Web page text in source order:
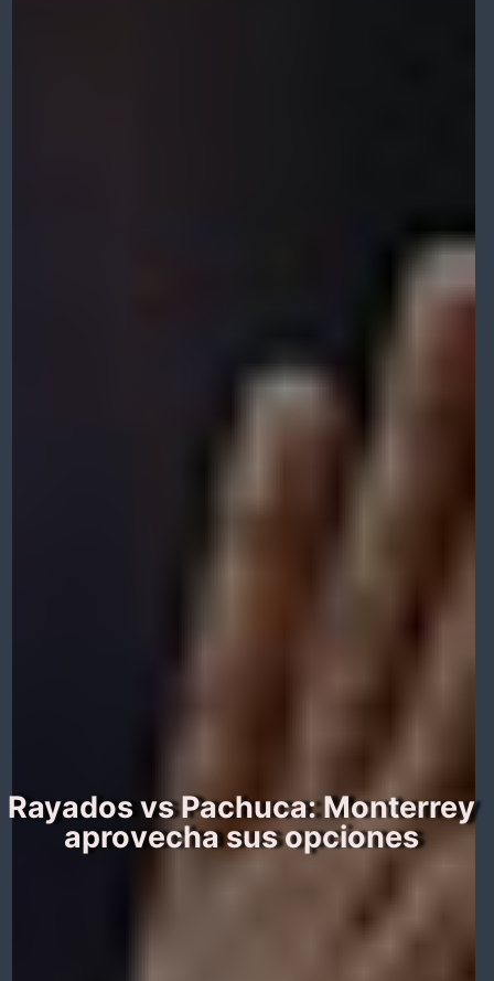
Rayados vs Pachuca: Monterrey
aprovecha sus opciones